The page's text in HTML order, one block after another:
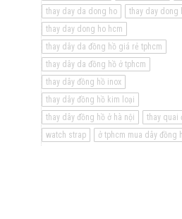
thay day da dong ho
thay day dong
thay day dong ho hcm
thay dây da đồng hồ giá rẻ tphcm
thay dây da đồng hồ ở tphcm
thay dây đồng hồ inox
thay dây đồng hồ kim loại
thay dây đồng hồ ở hà nội
thay quai
watch strap
ở tphcm mua dây đồng